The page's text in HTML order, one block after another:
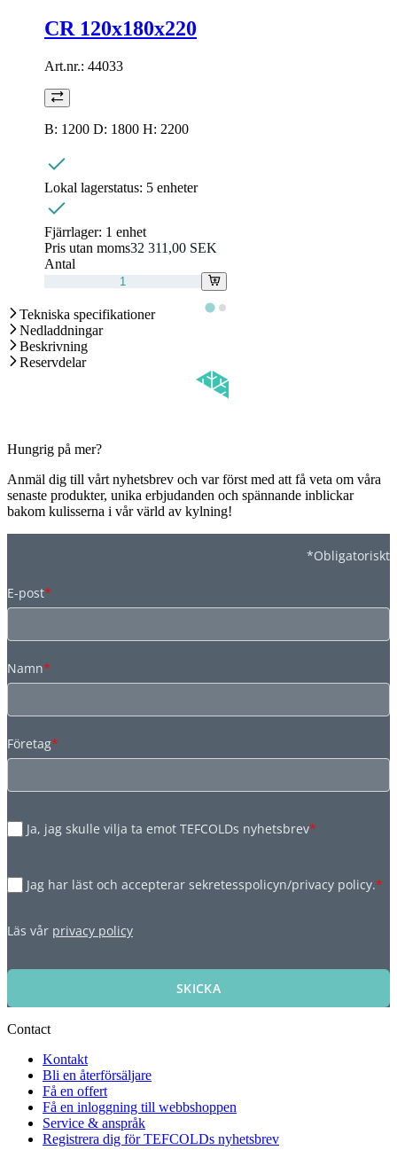
CR 120x180x220
Art.nr.: 44033
B: 1200 D: 1800 H: 2200
Lokal lagerstatus: 5 enheter
Fjärrlager: 1 enhet
Pris utan moms32 311,00 SEK
Antal
Tekniska specifikationer
Nedladdningar
Beskrivning
Reservdelar
Hungrig på mer?
Anmäl dig till vårt nyhetsbrev och var först med att få veta om våra
senaste produkter, unika erbjudanden och spännande inblickar
bakom kulisserna i vår värld av kylning!
*Obligatoriskt
E-post*
Namn*
Företag*
Ja, jag skulle vilja ta emot TEFCOLDs nyhetsbrev*
Jag har läst och accepterar sekretesspolicyn/privacy policy.*
Läs vår privacy policy
SKICKA
Contact
Kontakt
Bli en återförsäljare
Få en offert
Få en inloggning till webbshoppen
Service & anspråk
Registrera dig för TEFCOLDs nyhetsbrev